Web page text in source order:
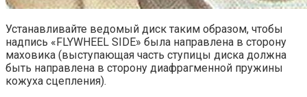
Устанавливайте ведомый диск таким образом, чтобы
надпись «FLYWHEEL SIDE» была направлена в сторону
маховика (выступающая часть ступицы диска должна
быть направлена в сторону диафрагменной пружины
кожуха сцепления).